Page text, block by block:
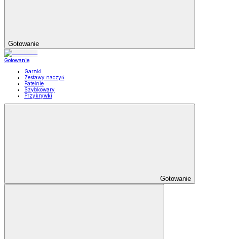
Gotowanie
Gotowanie
Garnki
Zestawy naczyń
Patelnie
Szybkowary
Przykrywki
Gotowanie